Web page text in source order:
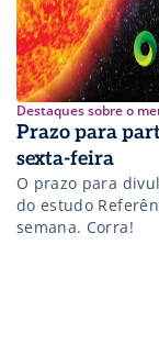
Destaques sobre o
Prazo para
sexta-feira
O prazo para
do estudo
semana. Corra!